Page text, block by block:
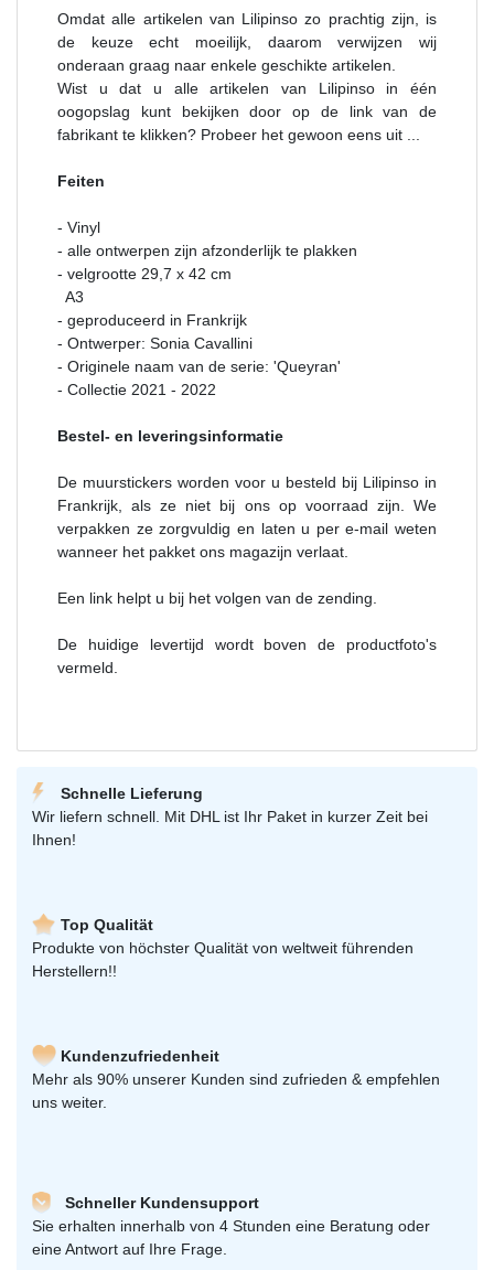
Omdat alle artikelen van Lilipinso zo prachtig zijn, is
de keuze echt moeilijk, daarom verwijzen wij
onderaan graag naar enkele geschikte artikelen.
Wist u dat u alle artikelen van Lilipinso in één
oogopslag kunt bekijken door op de link van de
fabrikant te klikken? Probeer het gewoon eens uit ...
Feiten
- Vinyl
- alle ontwerpen zijn afzonderlijk te plakken
- velgrootte 29,7 x 42 cm
A3
- geproduceerd in Frankrijk
- Ontwerper: Sonia Cavallini
- Originele naam van de serie: 'Queyran'
- Collectie 2021 - 2022
Bestel- en leveringsinformatie
De muurstickers worden voor u besteld bij Lilipinso in
Frankrijk, als ze niet bij ons op voorraad zijn. We
verpakken ze zorgvuldig en laten u per e-mail weten
wanneer het pakket ons magazijn verlaat.
Een link helpt u bij het volgen van de zending.
De huidige levertijd wordt boven de productfoto's
vermeld.
Schnelle Lieferung
Wir liefern schnell. Mit DHL ist Ihr Paket in kurzer Zeit bei
Ihnen!
Top Qualität
Produkte von höchster Qualität von weltweit führenden
Herstellern!!
Kundenzufriedenheit
Mehr als 90% unserer Kunden sind zufrieden & empfehlen
uns weiter.
Schneller Kundensupport
Sie erhalten innerhalb von 4 Stunden eine Beratung oder
eine Antwort auf Ihre Frage.